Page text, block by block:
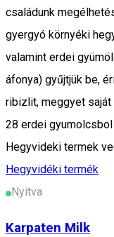
családunk
gyergyó környéki
valamint erdei
áfonya) gyűjtjük be,
ribizlit, meggyet
28 erdei
Hegyvideki termek
Hegyvidéki termék
Nyitva
Karpaten Milk